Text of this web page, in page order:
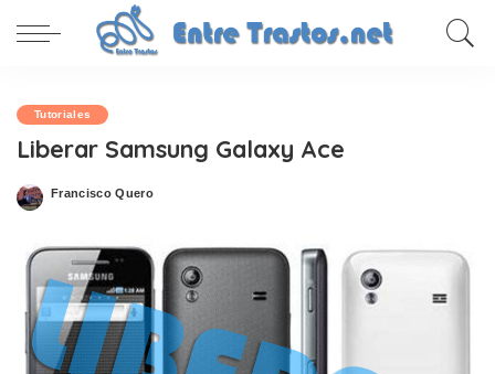
Tutoriales
Liberar Samsung Galaxy Ace
Posted
Francisco Quero